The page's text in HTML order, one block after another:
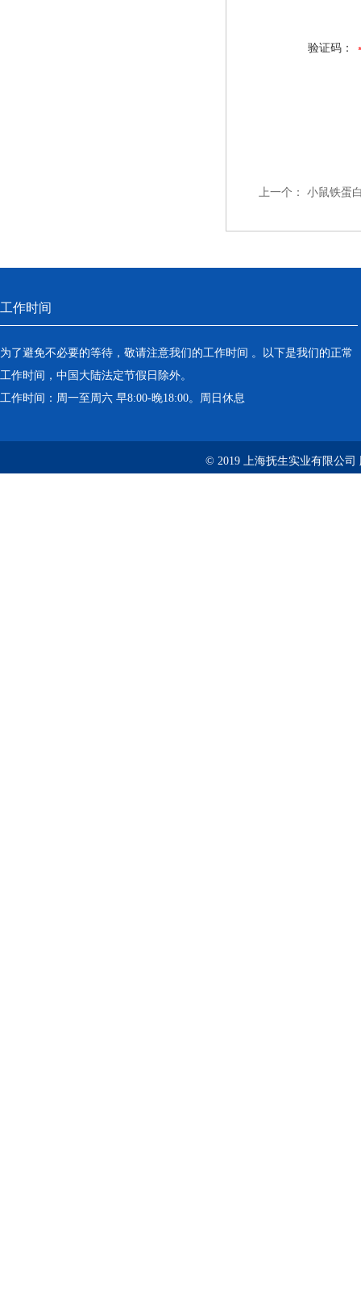
验证码：
上一个： 小鼠铁蛋
工作时间
为了避免不必要的等待，敬请注意我们的工作时间 。以下是我们的正常
工作时间，中国大陆法定节假日除外。
工作时间：周一至周六 早8:00-晚18:00。周日休息
© 2019 上海抚生实业有限公司